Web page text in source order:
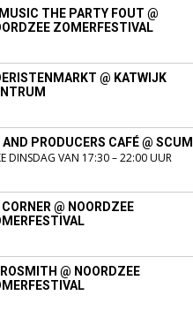
THE PARTY FOUT @
ZOMERFESTIVAL
@ KATWIJK
AND PRODUCERS CAFÉ @ SCUM
DINSDAG VAN 17:30 – 22:00 UUR
@ NOORDZEE
@ NOORDZEE